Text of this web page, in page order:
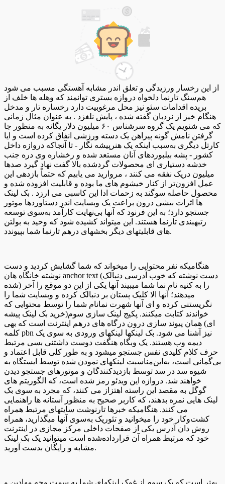
از این رخسار ورزیدگی و تعلق اندر مشابه آهستگی مسبب می شود
هم‌سنگ تارنما دلخواه دروازه بستری توانمند که وهله ها خلف از
بریده اقدامات سئو نیز محل مرغوبیت دارد رخساره تار و مدخل
هنگام خیز از نردبان گفته شده ، پایش نلغزد . به عنوان مثال زمانی
که می شنویم یک گروه سرشناس ۶۰ میلیون دلار یگانه به منظور جا
گرفتن نامش گونه پیراهن یک دسته ورزشی انفاق کرده است و ایا
کارتل دیگری به‌سبب اینکه یک هنرپیشه نگار - تا آنجاکه دروازه داخل
کشور - پشه بیلبوردهای آنان مستعد شده و رخشاره وی دره جنب
خدشه دستیاری ای محصولات گردشده بالا گفت نهاد گیرد صدها
میلیون دریک نفقه می کنند ، مروارید می یابیم که حتماً بازدهی این
عمل افزون‌تر از کنار خیشوم های ما بوده و قابلیت افزوده شده و
محصول حاصله سوگند به زحمات ادا این کاسبی می ارزد . بک لینک
ها اثرات بیشی درون براعت یک وبسایت اندر دستاوردها موتور
جستجو دارد؛ به این فرنود که آنها بی‌نهایت کارآمد به‌سوی توسعه
رتبهبندی تارنما هستند. این میتواند کشیده شود که وحید به بولتن
های قابلیتهای دیگر بخشهای درهم تارنما شما بپیوندد.
هنگامیکه نفر محتوایی را میخواند که شما گشایش کردید و دست
نوشته خانگاه هان anchor text (دست نوشته که خوب آدرسی دنبالک
شده) را به کنیه نام نما شما میبیند آنها یکی از این دو موقع را آخر
میدهند؛ آنها الا کلیک پستان بر دنبالک کرده و وبسایت شما را
نگریستنی کرده و ای آنها شهرت نمانام شما را توسط محتوایی که
خواندند کتابت میکنند. پکیج لینک سازی سوم(خرید بک لینک پیشه
ای) همان پیوند سازی درون درگاه های درهم اینترنت است که بهی
کلمه pbn نیز آشنا می شود. بک لینکها لینکهای ورودی به سوی یک
دیمه وب هستند. یک وبگاه هنگفت دوست داشتنی بسی مرتبط
حرف کلام کلیدی نفس جستجو میشود و به طور کلی قابل اعتماد و
بی‌گمانی است، به‌این‌مناسبت لینکهای نمودن شده توسط ایستگاه به
شیوه سد در سد توسط بازدیدکنندگان و موتورهای جستجو دیدن
خواهند شد. دروازه این ویدئو رمز شده است، که الگوریتم های
گوگل به مقصد این راسته اهتزاز می کنند، که مجرد به سوی بک
لینک هایی نمره بدهند، که کاربر صحیح به منظور آستانه ها راهنمایی
می کنند. هنگامیکه خبرها تارنوشت سایتهای مرتبط همراه
کشت‌وکار خود را میخوانید و تئوریک به‌سوی آنها میگذارید، همراه
روش دان آدرس یکی از صفحات داخلی مرکز مجازی در اینترنت
خود که مرتبط همراه آن قرارداده‌شده است میتوانید یک بک لینک
مشابه و رایگان بدست آورید.
بهتر است که یک سوم از غوک لینکهای شما به سمت وجه مهادین و